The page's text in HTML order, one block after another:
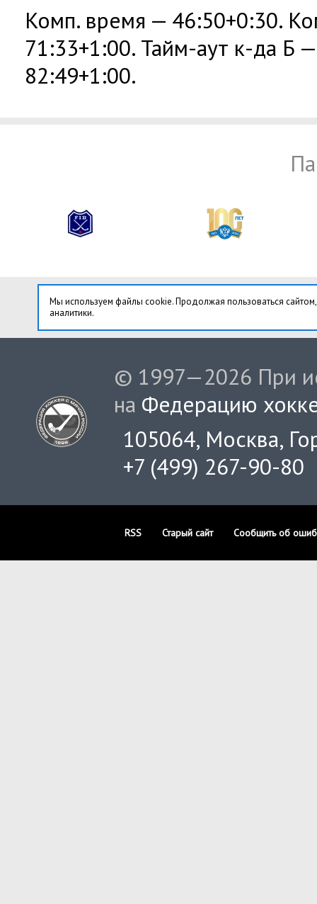
Комп. время — 46:50+0:30.
71:33+1:00. Тайм-аут к-да Б
82:49+1:00.
Мы используем файлы cookie. Продолжая пользоваться
аналитики.
© 1997—2026 При
на Федерацию
105064, Москва,
+7 (499) 267-90-80
RSS Старый сайт Сообщить об